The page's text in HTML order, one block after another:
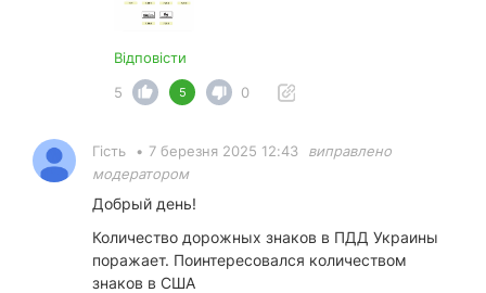
Відповісти
5
5 0
Гість • 7 березня 2025 12:43
виправлено
модератором
Добрый день!
Количество дорожных знаков в ПДД Украины
поражает. Поинтересовался количеством
знаков в США